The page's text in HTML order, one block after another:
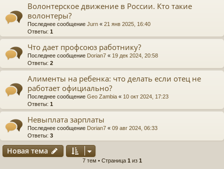
Волонтерское движение в России. Кто такие
волонтеры?
Последнее сообщение Jurn « 21 янв 2025, 16:40
Ответы: 1
Что дает профсоюз работнику?
Последнее сообщение Dorian7 « 19 дек 2024, 20:58
Ответы: 2
Алименты на ребенка: что делать если отец не
работает официально?
Последнее сообщение Geo Zambia « 10 окт 2024, 17:23
Ответы: 1
Невыплата зарплаты
Последнее сообщение Dorian7 « 09 авг 2024, 06:33
Ответы: 3
Новая тема
7 тем • Страница 1 из 1